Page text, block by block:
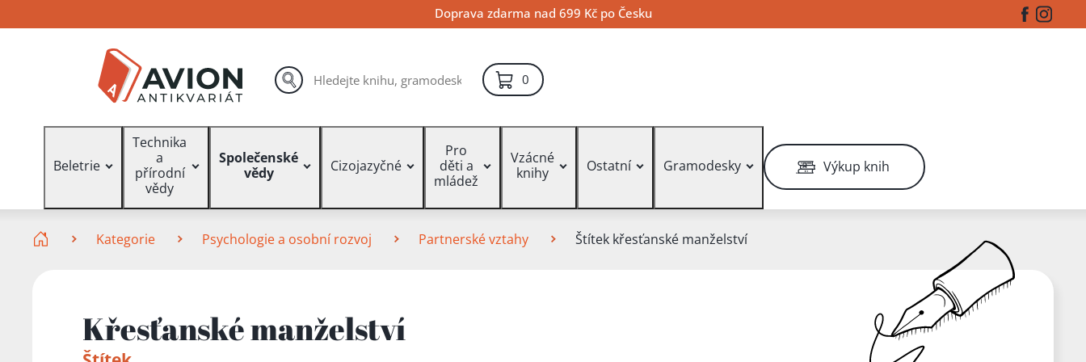
na
na
na
Doprava zdarma nad 699 Kč po Česku Facebook
Vyhledávání hledat
0položek – košík
Beletrie
Technika
a
přírodní
vědy
Společenské
vědy
Cizojazyčné
Pro
děti a
mládež
Vzácné
knihy
Ostatní Gramodesky Výkup knih
Kategorie Psychologie a osobní rozvoj Partnerské vztahy Štítek křesťanské manželství
Křesťanské manželství